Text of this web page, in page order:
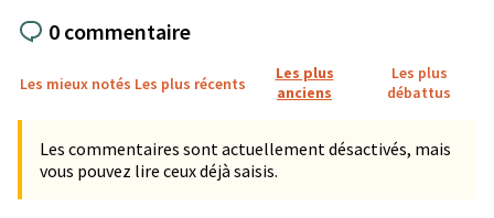
0 commentaire
Les mieux notés Les plus récents
Les plus
anciens
Les plus
débattus
Les commentaires sont actuellement désactivés, mais
vous pouvez lire ceux déjà saisis.